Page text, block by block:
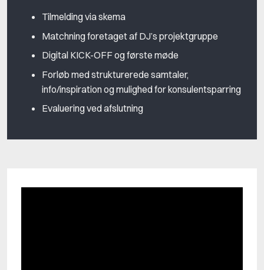
Tilmelding via skema
Matchning foretaget af DJ’s projektgruppe
Digital KICK-OFF og første møde
Forløb med strukturerede samtaler,
info/inspiration og mulighed for konsulentsparring
Evaluering ved afslutning